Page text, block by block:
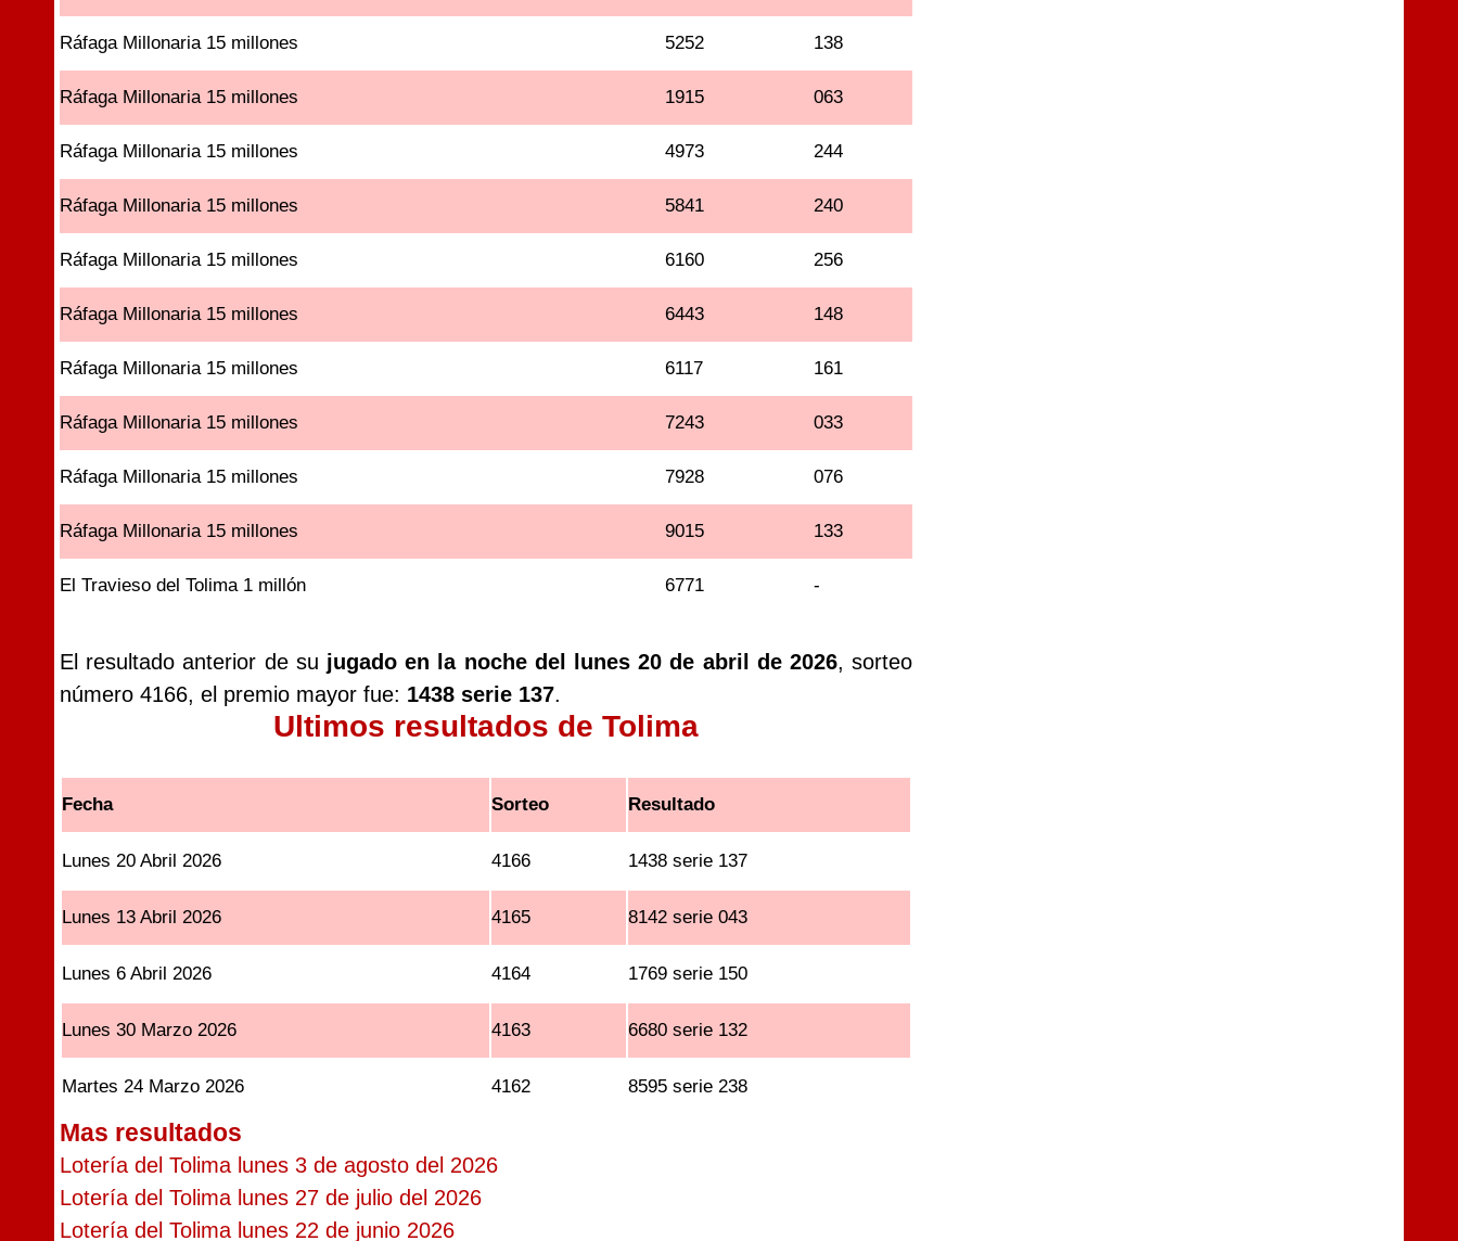
Ráfaga Millonaria 15 millones 5252 138
Ráfaga Millonaria 15 millones 1915 063
Ráfaga Millonaria 15 millones 4973 244
Ráfaga Millonaria 15 millones 5841 240
Ráfaga Millonaria 15 millones 6160 256
Ráfaga Millonaria 15 millones 6443 148
Ráfaga Millonaria 15 millones 6117 161
Ráfaga Millonaria 15 millones 7243 033
Ráfaga Millonaria 15 millones 7928 076
Ráfaga Millonaria 15 millones 9015 133
El Travieso del Tolima 1 millón 6771 -
El resultado anterior de su jugado en la noche del lunes 20 de abril de 2026, sorteo
número 4166, el premio mayor fue: 1438 serie 137.
Ultimos resultados de Tolima
Fecha Sorteo Resultado
Lunes 20 Abril 2026 4166 1438 serie 137
Lunes 13 Abril 2026 4165 8142 serie 043
Lunes 6 Abril 2026 4164 1769 serie 150
Lunes 30 Marzo 2026 4163 6680 serie 132
Martes 24 Marzo 2026 4162 8595 serie 238
Mas resultados
Lotería del Tolima lunes 3 de agosto del 2026
Lotería del Tolima lunes 27 de julio del 2026
Lotería del Tolima lunes 22 de junio 2026